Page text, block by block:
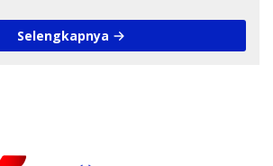
Selengkapnya